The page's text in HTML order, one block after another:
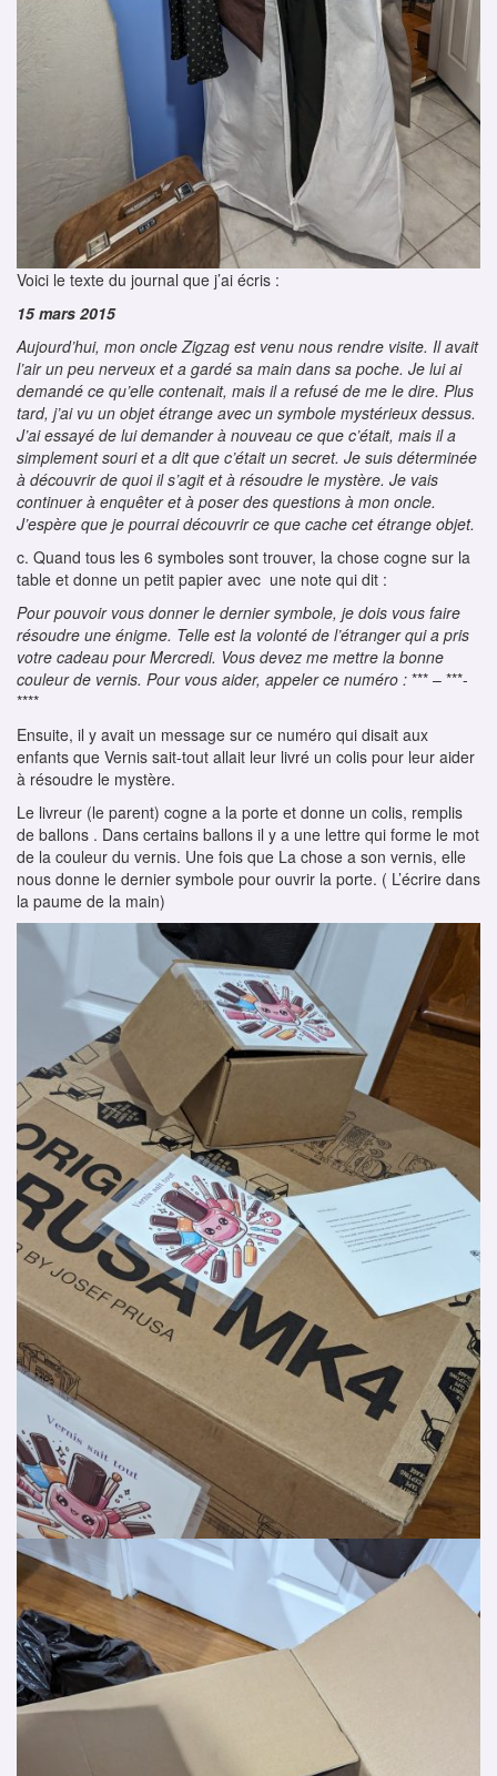
Voici le texte du journal que j’ai écris :
15 mars 2015
Aujourd’hui, mon oncle Zigzag est venu nous rendre visite. Il avait
l’air un peu nerveux et a gardé sa main dans sa poche. Je lui ai
demandé ce qu’elle contenait, mais il a refusé de me le dire. Plus
tard, j’ai vu un objet étrange avec un symbole mystérieux dessus.
J’ai essayé de lui demander à nouveau ce que c’était, mais il a
simplement souri et a dit que c’était un secret. Je suis déterminée
à découvrir de quoi il s’agit et à résoudre le mystère. Je vais
continuer à enquêter et à poser des questions à mon oncle.
J’espère que je pourrai découvrir ce que cache cet étrange objet.
c. Quand tous les 6 symboles sont trouver, la chose cogne sur la
table et donne un petit papier avec une note qui dit :
Pour pouvoir vous donner le dernier symbole, je dois vous faire
résoudre une énigme. Telle est la volonté de l’étranger qui a pris
votre cadeau pour Mercredi. Vous devez me mettre la bonne
couleur de vernis. Pour vous aider, appeler ce numéro : *** – ***-
****
Ensuite, il y avait un message sur ce numéro qui disait aux
enfants que Vernis sait-tout allait leur livré un colis pour leur aider
à résoudre le mystère.
Le livreur (le parent) cogne a la porte et donne un colis, remplis
de ballons . Dans certains ballons il y a une lettre qui forme le mot
de la couleur du vernis. Une fois que La chose a son vernis, elle
nous donne le dernier symbole pour ouvrir la porte. ( L’écrire dans
la paume de la main)